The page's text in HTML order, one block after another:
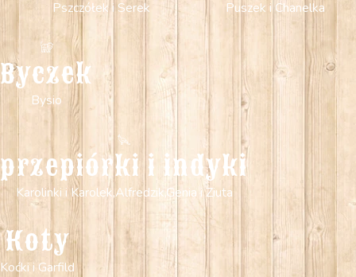
Pszczółek i Serek Puszek i Chanelka
Byczek
Bysio
przepiórki i indyki
Karolinki i Karolek,Alfredzik,Genia i Ziuta
Koty
Koćki i Garfild